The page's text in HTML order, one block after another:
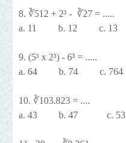
8. ∛512 + 2³ - ∛27 = .....
a. 11
b. 12 c. 13
9. (5³ x 2³) - 6³ = .....
a. 64
b. 74 c. 764
10. ∛103.823 = ....
a. 43
b. 47 c. 53